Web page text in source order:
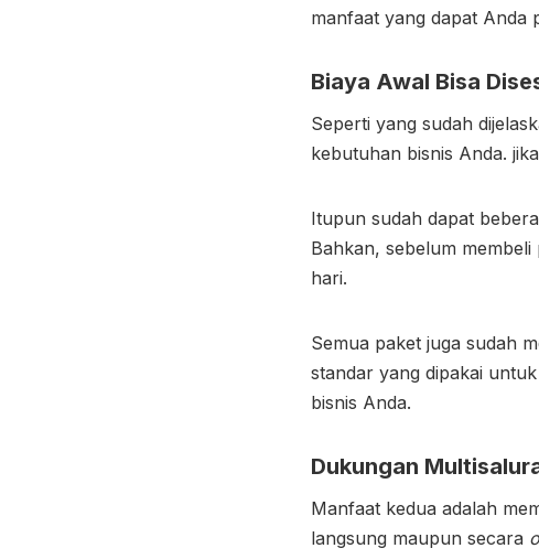
manfaat yang dapat Anda
Biaya Awal Bisa
Seperti yang sudah
kebutuhan bisnis Anda.
Itupun sudah dapat
Bahkan, sebelum
hari.
Semua paket juga sudah
standar yang dipakai
bisnis Anda.
Dukungan
Manfaat kedua adalah
langsung maupun secara